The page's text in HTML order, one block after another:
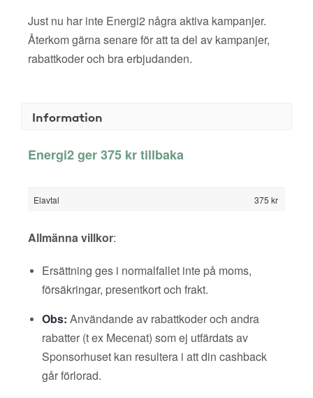
Just nu har inte Energi2 några aktiva kampanjer.
Återkom gärna senare för att ta del av kampanjer,
rabattkoder och bra erbjudanden.
Information
Energi2 ger 375 kr tillbaka
Elavtal 375 kr
Allmänna villkor:
Ersättning ges i normalfallet inte på moms,
försäkringar, presentkort och frakt.
Obs: Användande av rabattkoder och andra
rabatter (t ex Mecenat) som ej utfärdats av
Sponsorhuset kan resultera i att din cashback
går förlorad.